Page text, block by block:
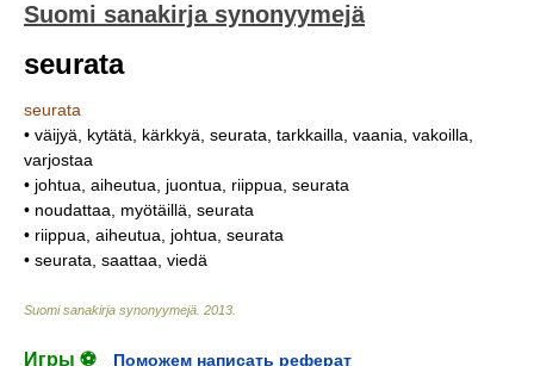
Suomi sanakirja synonyymejä
seurata
seurata
• väijyä, kytätä, kärkkyä, seurata, tarkkailla, vaania, vakoilla,
varjostaa
• johtua, aiheutua, juontua, riippua, seurata
• noudattaa, myötäillä, seurata
• riippua, aiheutua, johtua, seurata
• seurata, saattaa, viedä
Suomi sanakirja synonyymejä 2013
Игры ⚽
Поможем написать реферат